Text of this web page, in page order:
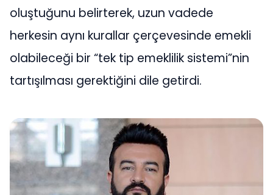
oluştuğunu belirterek, uzun vadede
herkesin aynı kurallar çerçevesinde emekli
olabileceği bir “tek tip emeklilik sistemi”nin
tartışılması gerektiğini dile getirdi.